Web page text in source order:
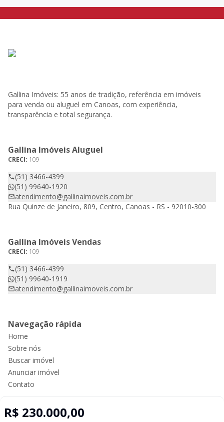
R$ 230.000,00
Gallina Imóveis: 55 anos de tradição, referência em imóveis
para venda ou aluguel em Canoas, com experiência,
transparência e total segurança.
Gallina Imóveis Aluguel
CRECI: 109
(51) 3466-4399
(51) 99640-1920
atendimento@gallinaimoveis.com.br
Rua Quinze de Janeiro, 809, Centro, Canoas - RS - 92010-300
Gallina Imóveis Vendas
CRECI: 109
(51) 3466-4399
(51) 99640-1919
atendimento@gallinaimoveis.com.br
Navegação rápida
Home
Sobre nós
Buscar imóvel
Anunciar imóvel
Contato